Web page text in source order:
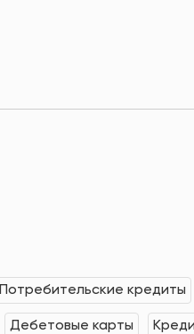
Потребительские кредиты
Дебетовые карты